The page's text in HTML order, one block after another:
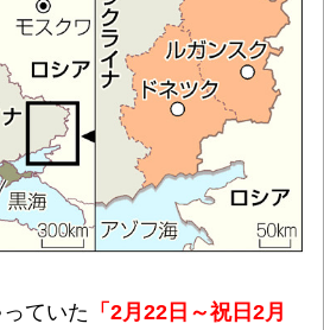
ていた 「 2月22日～祝日2月